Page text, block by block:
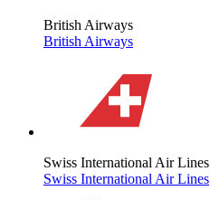
British Airways
British Airways
Swiss International Air Lines
Swiss International Air Lines